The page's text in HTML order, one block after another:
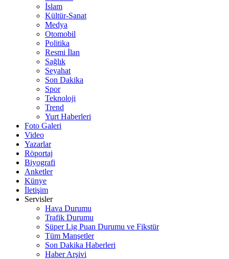
İslam
Kültür-Sanat
Medya
Otomobil
Politika
Resmi İlan
Sağlık
Seyahat
Son Dakika
Spor
Teknoloji
Trend
Yurt Haberleri
Foto Galeri
Video
Yazarlar
Röportaj
Biyografi
Anketler
Künye
İletişim
Servisler
Hava Durumu
Trafik Durumu
Süper Lig Puan Durumu ve Fikstür
Tüm Manşetler
Son Dakika Haberleri
Haber Arşivi